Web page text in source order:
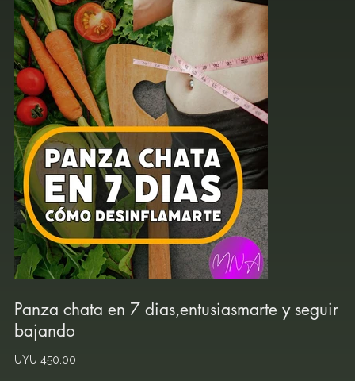
Panza chata en 7 dias,entusiasmarte y seguir
bajando
Price
UYU 450.00